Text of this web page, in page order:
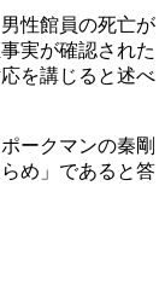
性館員の死亡が
実が確認された
を講じると述べ
ークマンの秦剛
め」であると答